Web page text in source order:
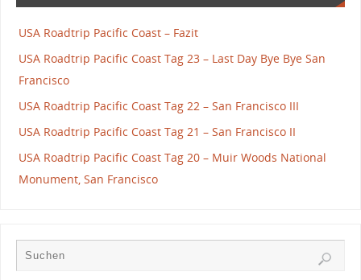
USA Roadtrip Pacific Coast – Fazit
USA Roadtrip Pacific Coast Tag 23 – Last Day Bye Bye San
Francisco
USA Roadtrip Pacific Coast Tag 22 – San Francisco III
USA Roadtrip Pacific Coast Tag 21 – San Francisco II
USA Roadtrip Pacific Coast Tag 20 – Muir Woods National
Monument, San Francisco